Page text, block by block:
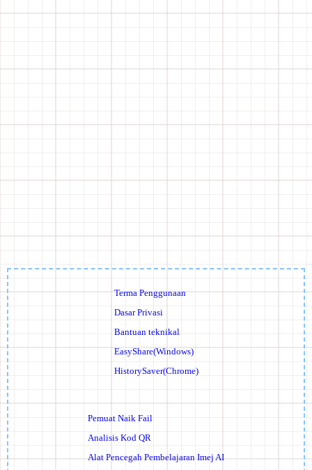
Terma Penggunaan
Dasar Privasi
Bantuan teknikal
EasyShare(Windows)
HistorySaver(Chrome)
Pemuat Naik Fail
Analisis Kod QR
Alat Pencegah Pembelajaran Imej AI